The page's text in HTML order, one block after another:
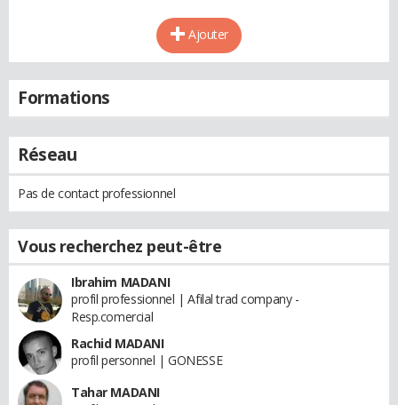
Ajouter
Formations
Réseau
Pas de contact professionnel
Vous recherchez peut-être
Ibrahim MADANI
profil professionnel | Afilal trad company -
Resp.comercial
Rachid MADANI
profil personnel | GONESSE
Tahar MADANI